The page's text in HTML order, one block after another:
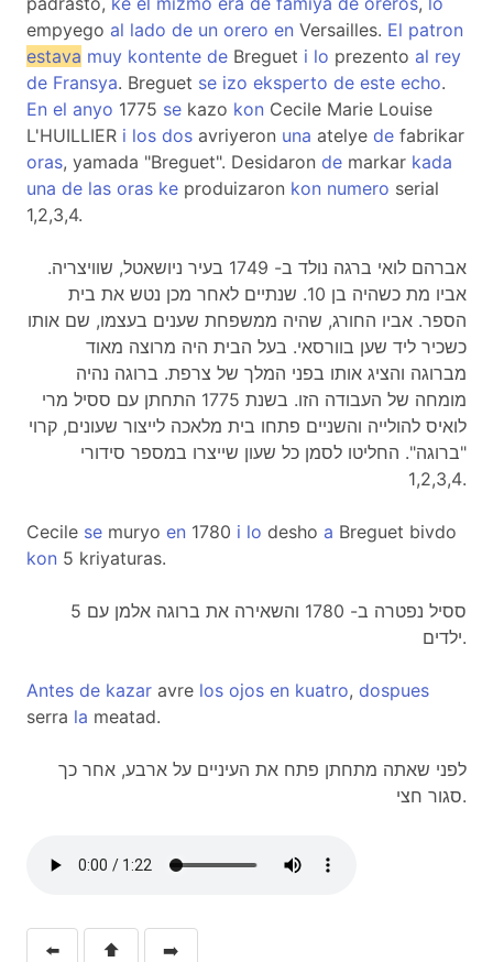
empyego al lado de un orero en Versailles. El patron
estava muy kontente de Breguet i lo prezento al rey
de Fransya. Breguet se izo eksperto de este echo.
En el anyo 1775 se kazo kon Cecile Marie Louise
L'HUILLIER i los dos avriyeron una atelye de fabrikar
oras, yamada "Breguet". Desidaron de markar kada
una de las oras ke produizaron kon numero serial
1,2,3,4.
אברהם לואי ברגה נולד ב- 1749 בעיר ניושאטל, שוויצריה.
אביו מת כשהיה בן 10. שנתיים לאחר מכן נטש את בית
הספר. אביו החורג, שהיה ממשפחת שענים בעצמו, שם אותו
כשכיר ליד שען בוורסאי. בעל הבית היה מרוצה מאוד
מברוגה והציג אותו בפני המלך של צרפת. ברוגה נהיה
מומחה של העבודה הזו. בשנת 1775 התחתן עם ססיל מרי
לואיס להולייה והשניים פתחו בית מלאכה לייצור שעונים, קרוי
"ברוגה". החליטו לסמן כל שעון שייצרו במספר סידורי
1,2,3,4.
Cecile se muryo en 1780 i lo desho a Breguet bivdo
kon 5 kriyaturas.
ססיל נפטרה ב- 1780 והשאירה את ברוגה אלמן עם 5
ילדים.
Antes de kazar avre los ojos en kuatro, dospues
serra la meatad.
לפני שאתה מתחתן פתח את העיניים על ארבע, אחר כך
סגור חצי.
⬅️ ⬆️ ➡️